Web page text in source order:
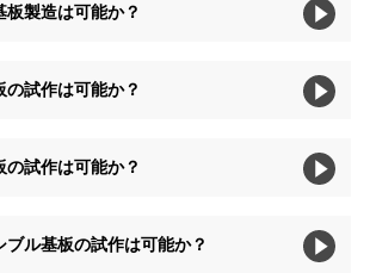
製造は可能か？
の試作は可能か？
の試作は可能か？
ブル基板の試作は可能か？